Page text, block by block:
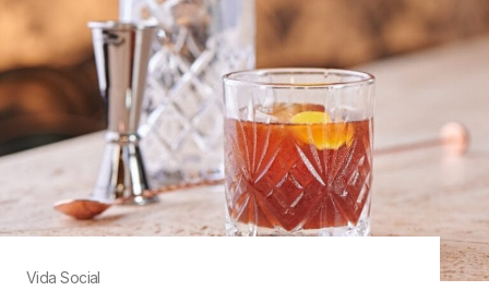
Vida Social